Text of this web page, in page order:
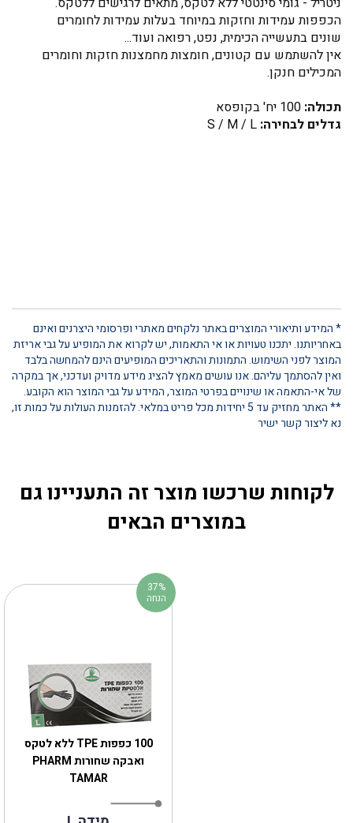
הכפפות עמידות וחזקות במיוחד בעלות עמידות לחומרים
שונים בתעשייה הכימית, נפט, רפואה ועוד...
אין להשתמש עם קטונים, חומצות מחמצנות חזקות וחומרים
המכילים חנקן.
תכולה:
גדלים לבחירה: S / M / L
* המידע ותיאורי המוצרים באתר נלקחים מאתרי ופרסומי היצרנים ואינם
באחריותנו. יתכנו טעויות או אי התאמות, יש לקרוא את המופיע על גבי אריזת
המוצר לפני השימוש. התמונות והתאריכים המופיעים הינם להמחשה בלבד
ואין להסתמך עליהם. אנו עושים מאמץ להציג מידע מדויק ועדכני, אך במקרה
של אי-התאמה או שינויים בפרטי המוצר, המידע על גבי המוצר הוא הקובע.
** האתר מחזיק עד 5 יחידות מכל פריט במלאי. להזמנות העולות על כמות זו,
נא ליצור קשר ישיר
לקוחות שרכשו מוצר זה התעניינו גם
במוצרים הבאים
100 כפפות TPE ללא לטקס
ואבקה שחורות PHARM
TAMAR
37%
הנחה